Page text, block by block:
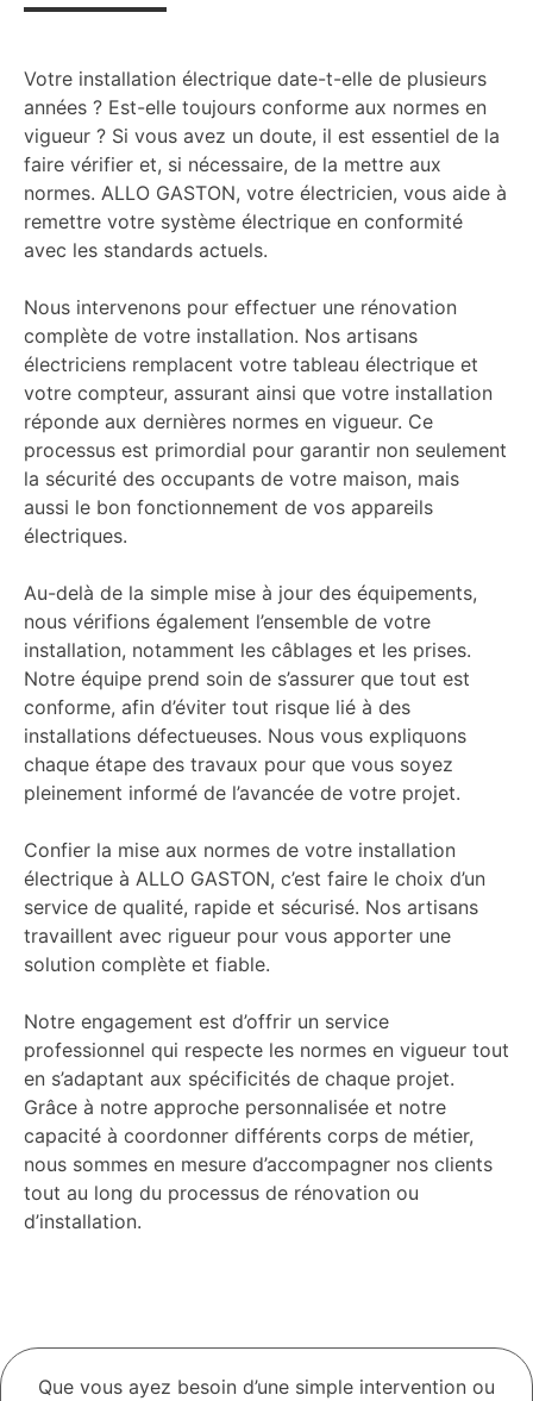
Votre installation électrique date-t-elle de plusieurs
années ? Est-elle toujours conforme aux normes en
vigueur ? Si vous avez un doute, il est essentiel de la
faire vérifier et, si nécessaire, de la mettre aux
normes. ALLO GASTON, votre électricien, vous aide à
remettre votre système électrique en conformité
avec les standards actuels.
Nous intervenons pour effectuer une rénovation
complète de votre installation. Nos artisans
électriciens remplacent votre tableau électrique et
votre compteur, assurant ainsi que votre installation
réponde aux dernières normes en vigueur. Ce
processus est primordial pour garantir non seulement
la sécurité des occupants de votre maison, mais
aussi le bon fonctionnement de vos appareils
électriques.
Au-delà de la simple mise à jour des équipements,
nous vérifions également l’ensemble de votre
installation, notamment les câblages et les prises.
Notre équipe prend soin de s’assurer que tout est
conforme, afin d’éviter tout risque lié à des
installations défectueuses. Nous vous expliquons
chaque étape des travaux pour que vous soyez
pleinement informé de l’avancée de votre projet.
Confier la mise aux normes de votre installation
électrique à ALLO GASTON, c’est faire le choix d’un
service de qualité, rapide et sécurisé. Nos artisans
travaillent avec rigueur pour vous apporter une
solution complète et fiable.
Notre engagement est d’offrir un service
professionnel qui respecte les normes en vigueur tout
en s’adaptant aux spécificités de chaque projet.
Grâce à notre approche personnalisée et notre
capacité à coordonner différents corps de métier,
nous sommes en mesure d’accompagner nos clients
tout au long du processus de rénovation ou
d’installation.
Que vous ayez besoin d’une simple intervention ou